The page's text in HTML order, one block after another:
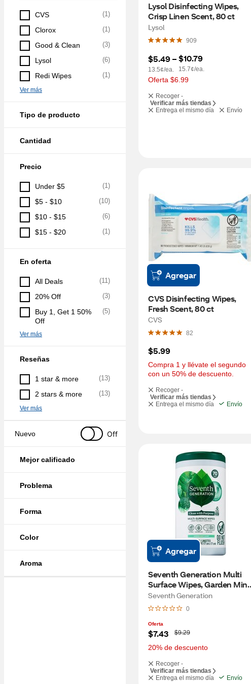
CVS (1)
Clorox (1)
Good & Clean (3)
Lysol (6)
Redi Wipes (1)
Ver más
Tipo de producto
Cantidad
Precio
Under $5 (1)
$5 - $10 (10)
$10 - $15 (6)
$15 - $20 (1)
En oferta
All Deals (11)
20% Off (3)
Buy 1, Get 1 50%
Off
(5)
Ver más
Reseñas
1 star & more (13)
2 stars & more (13)
Ver más
Nuevo Off
Mejor calificado
Problema
Forma
Color
Aroma
Lysol Disinfecting Wipes,
Crisp Linen Scent, 80 ct
Lysol
909
$5.49 –
13.5¢/ea.
$10.79
15.7¢/ea.
Oferta $6.99
Recoger -
Verificar más tiendas
Entrega el mismo día
Envío
Agregar
CVS Disinfecting Wipes,
Fresh Scent, 80 ct
CVS
82
$5.99
Compra 1 y llévate el segundo
con un 50% de descuento.
Recoger -
Verificar más tiendas
Entrega el mismo día
Envío
Agregar
Seventh Generation Multi
Surface Wipes, Garden Mint
Scent, 70 ct
Seventh Generation
0
Oferta
$7.43
W
a
s
$9.29
20% de descuento
Recoger -
Verificar más tiendas
Entrega el mismo día
Envío